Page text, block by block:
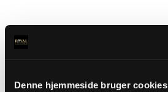
Denne hjemmeside bruger cookies